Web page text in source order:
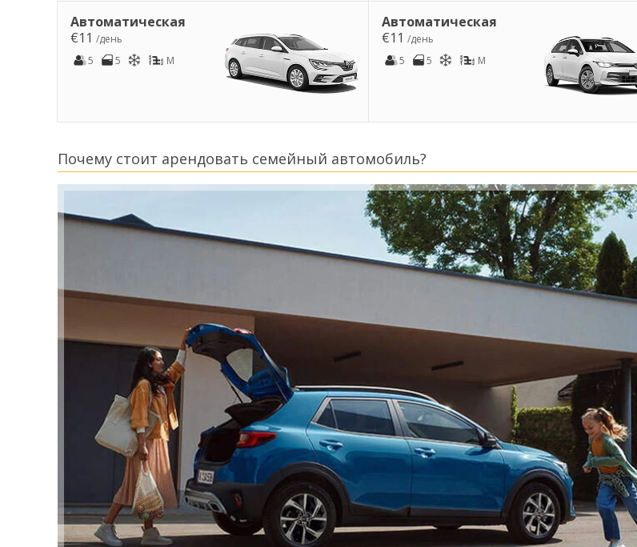
Автоматическая
€11 /день
5
5 M
Автоматическая
€11/день
5
5 M
Почему стоит арендовать семейный автомобиль?